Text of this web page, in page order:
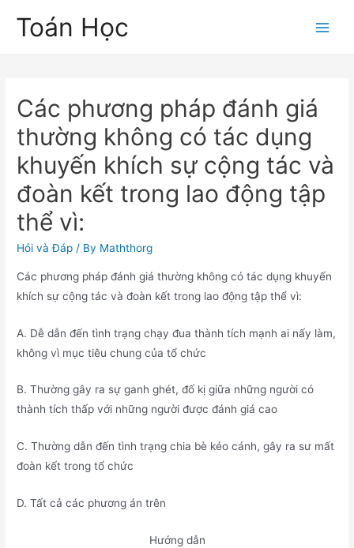
Toán Học
Các phương pháp đánh giá
thường không có tác dụng
khuyến khích sự cộng tác và
đoàn kết trong lao động tập
thể vì:
Hỏi và Đáp / By Maththorg
Các phương pháp đánh giá thường không có tác dụng khuyến
khích sự cộng tác và đoàn kết trong lao động tập thể vì:
A. Dễ dẫn đến tình trạng chạy đua thành tích mạnh ai nấy làm,
không vì mục tiêu chung của tổ chức
B. Thường gây ra sự ganh ghét, đố kị giữa những người có
thành tích thấp với những người được đánh giá cao
C. Thường dẫn đến tình trạng chia bè kéo cánh, gây ra sư mất
đoàn kết trong tổ chức
D. Tất cả các phương án trên
Hướng dẫn